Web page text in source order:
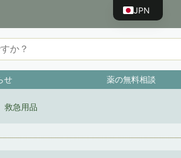
せ 薬の無料相談
救急用品
JPN
ENG
TWN
KOR